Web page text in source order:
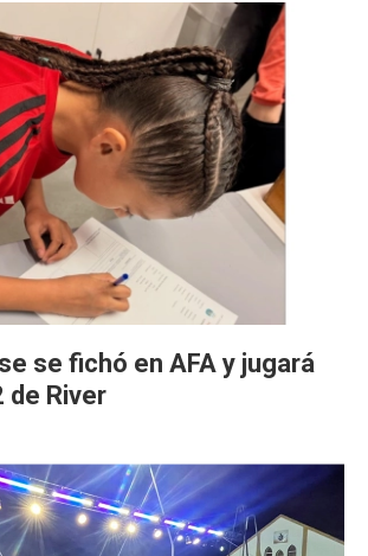
se fichó en AFA y jugará
de River